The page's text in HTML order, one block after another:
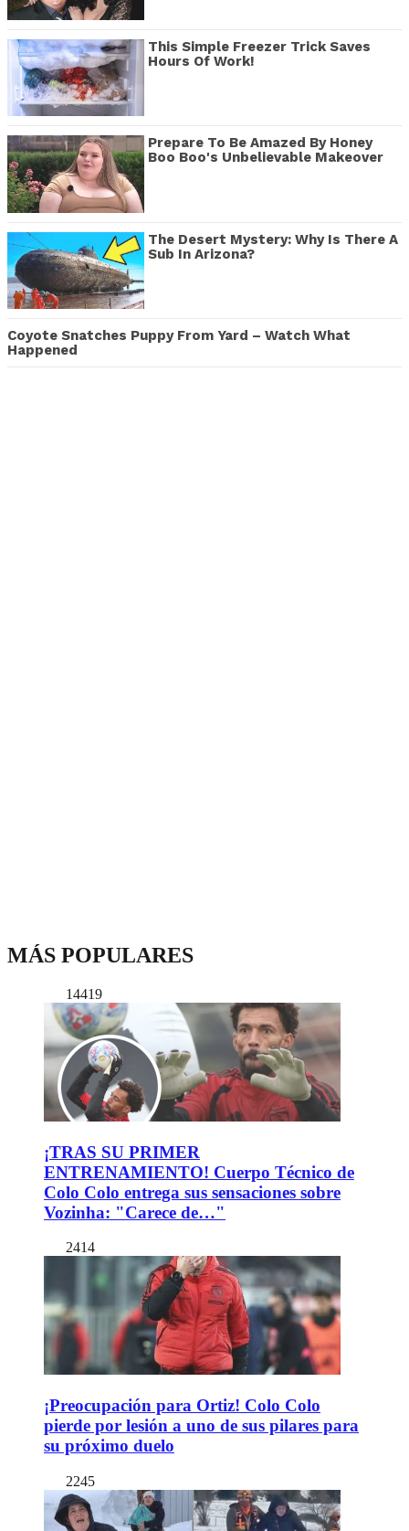
This Simple Freezer Trick Saves
Hours Of Work!
Prepare To Be Amazed By Honey
Boo Boo's Unbelievable Makeover
The Desert Mystery: Why Is There A
Sub In Arizona?
Coyote Snatches Puppy From Yard – Watch What
Happened
MÁS POPULARES
14419
¡TRAS SU PRIMER
ENTRENAMIENTO! Cuerpo Técnico de
Colo Colo entrega sus sensaciones sobre
Vozinha: "Carece de…"
2414
¡Preocupación para Ortiz! Colo Colo
pierde por lesión a uno de sus pilares para
su próximo duelo
2245